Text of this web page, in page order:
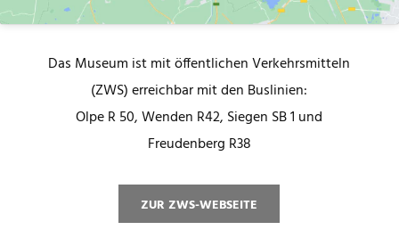
Das Museum ist mit öffentlichen Verkehrsmitteln
(ZWS) erreichbar mit den Buslinien:
Olpe R 50, Wenden R42, Siegen SB 1 und
Freudenberg R38
ZUR ZWS-WEBSEITE